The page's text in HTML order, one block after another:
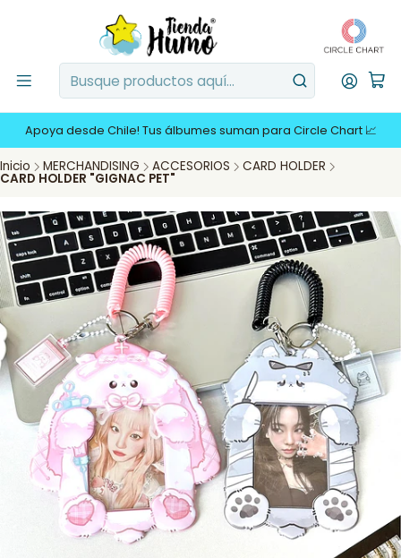
Apoya desde Chile! Tus álbumes suman para Circle Chart 📈
Inicio MERCHANDISING ACCESORIOS CARD HOLDER
CARD HOLDER "GIGNAC PET"